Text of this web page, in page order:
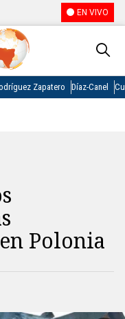
EN VIVO
Zapatero Díaz-Canel
Polonia